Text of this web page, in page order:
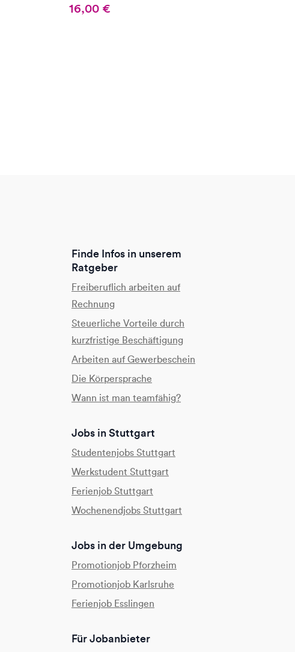
16,00€
Finde Infos in unserem
Ratgeber
Freiberuflich arbeiten auf
Rechnung
Steuerliche Vorteile durch
kurzfristige Beschäftigung
Arbeiten auf Gewerbeschein
Die Körpersprache
Wann ist man teamfähig?
Jobs in Stuttgart
Studentenjobs Stuttgart
Werkstudent Stuttgart
Ferienjob Stuttgart
Wochenendjobs Stuttgart
Jobs in der Umgebung
Promotionjob Pforzheim
Promotionjob Karlsruhe
Ferienjob Esslingen
Für Jobanbieter